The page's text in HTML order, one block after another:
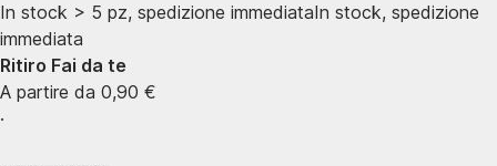
In stock > 5 pz, spedizione immediataIn stock, spedizione
immediata
Ritiro Fai da te
A partire da 0,90 €
·